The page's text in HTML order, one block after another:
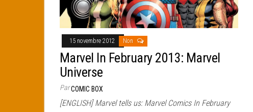
15 novembre 2012 Non
Marvel In February 2013: Marvel
Universe
ParCOMIC BOX
[ENGLISH] Marvel tells us: Marvel Comics In February